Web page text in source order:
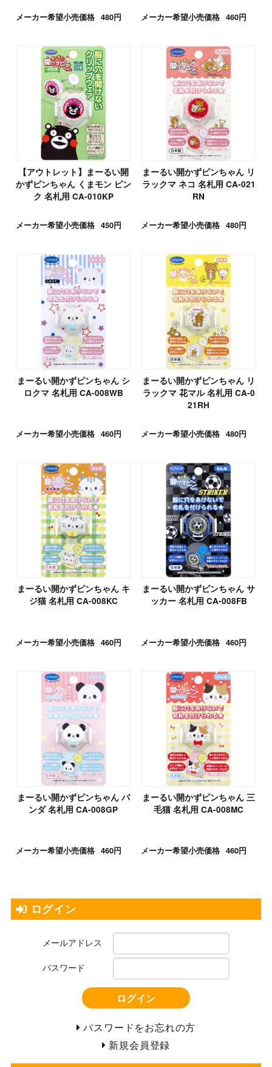
メーカー希望小売価格 480円 メーカー希望小売価格 460円
【アウトレット】まーるい開
かずピンちゃん くまモン ピン
ク 名札用 CA-010KP
メーカー希望小売価格 450円
まーるい開かずピンちゃん リ
ラックマ ネコ 名札用 CA-021
RN
メーカー希望小売価格 480円
まーるい開かずピンちゃん シ
ロクマ 名札用 CA-008WB
メーカー希望小売価格 460円
まーるい開かずピンちゃん リ
ラックマ 花マル 名札用 CA-0
21RH
メーカー希望小売価格 480円
まーるい開かずピンちゃん キ
ジ猫 名札用 CA-008KC
メーカー希望小売価格 460円
まーるい開かずピンちゃん サ
ッカー 名札用 CA-008FB
メーカー希望小売価格 460円
まーるい開かずピンちゃん パ
ンダ 名札用 CA-008GP
メーカー希望小売価格 460円
まーるい開かずピンちゃん 三
毛猫 名札用 CA-008MC
メーカー希望小売価格 460円
ログイン
メールアドレス
パスワード
ログイン
パスワードをお忘れの方
新規会員登録